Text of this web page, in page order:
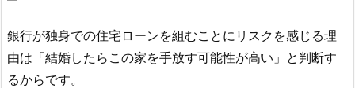
銀行が独身での住宅ローンを組むことにリスクを感じる理
由は「結婚したらこの家を手放す可能性が高い」と判断す
るからです。